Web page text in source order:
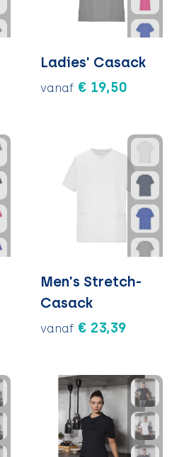
Ladies' Casack
vanaf € 19,50
Men's Stretch-
Casack
vanaf € 23,39